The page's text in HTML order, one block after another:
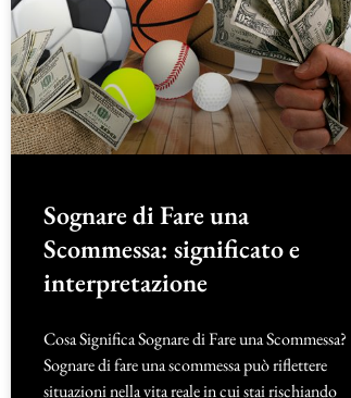
Sognare di Fare una
Scommessa: significato e
interpretazione
Cosa Significa Sognare di Fare una Scommessa?
Sognare di fare una scommessa può riflettere
situazioni nella vita reale in cui stai rischiando